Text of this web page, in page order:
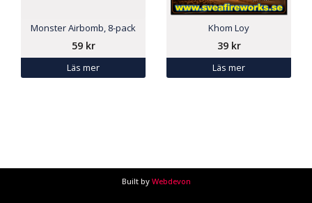
Monster Airbomb, 8-pack
59 kr
Läs mer
Khom Loy
39 kr
Läs mer
Built by Webdevon